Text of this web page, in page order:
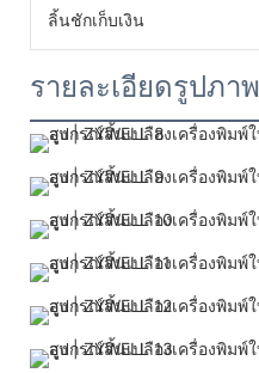
ลิ้นชักเก็บเงิน
รายละเอียดรูปภาพ